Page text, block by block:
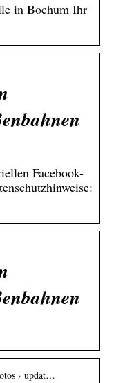
in Bochum Ihr
Facebook-
› updat…